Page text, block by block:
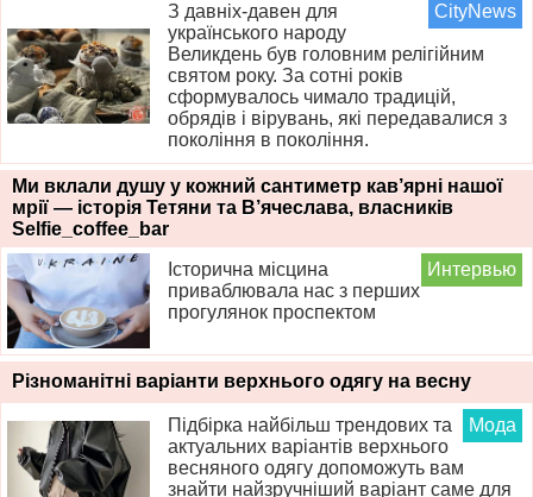
CityNews
З давніх-давен для
українського народу
Великдень був головним релігійним
святом року. За сотні років
сформувалось чимало традицій,
обрядів і вірувань, які передавалися з
покоління в покоління.
Ми вклали душу у кожний сантиметр кав’ярні нашої
мрії — історія Тетяни та В’ячеслава, власників
Selfie_coffee_bar
Интервью
Історична місцина
приваблювала нас з перших
прогулянок проспектом
Різноманітні варіанти верхнього одягу на весну
Мода
Підбірка найбільш трендових та
актуальних варіантів верхнього
весняного одягу допоможуть вам
знайти найзручніший варіант саме для